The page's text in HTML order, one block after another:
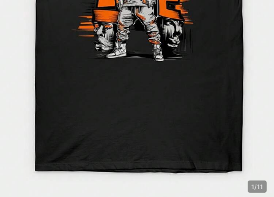
1/11